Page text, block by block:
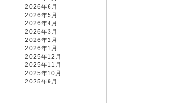
2026年6月
2026年5月
2026年4月
2026年3月
2026年2月
2026年1月
2025年12月
2025年11月
2025年10月
2025年9月